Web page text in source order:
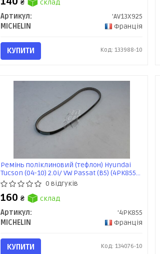
₴
склад
Артикул:
'AV13X925
MICHELIN
Франція
КУПИТИ Код: 133988-10
Ремінь поліклиновий (тефлон) Hyundai
Tucson (04-10) 2.0i/ VW Passat (B5) (4PK855)
MICHELIN
0 відгуків
160₴
склад
Артикул:
'4PK855
MICHELIN
Франція
КУПИТИ Код: 134076-10